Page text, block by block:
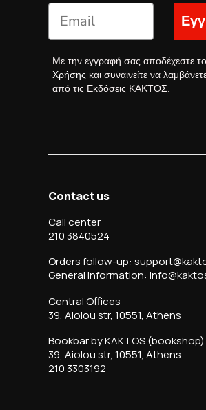
Με την εγγραφή σας αποδέχεστε
Χρήσης και συναινείτε να
από τις Εκδόσεις ΚΑΚΤΟΣ.
Contact us
Call center
210 3840524
Orders follow-up:
General information:
Central Offices
39, Aiolou str, 10551, Athens
Bookbar by KAKTOS (bookshop)
39, Aiolou str, 10551, Athens
210 3303192